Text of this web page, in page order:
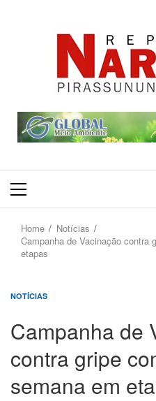
Primary
Home
Notícias
Campanha de Vacinação contra
etapas
NOTÍCIAS
Campanha de
contra gripe
semana em